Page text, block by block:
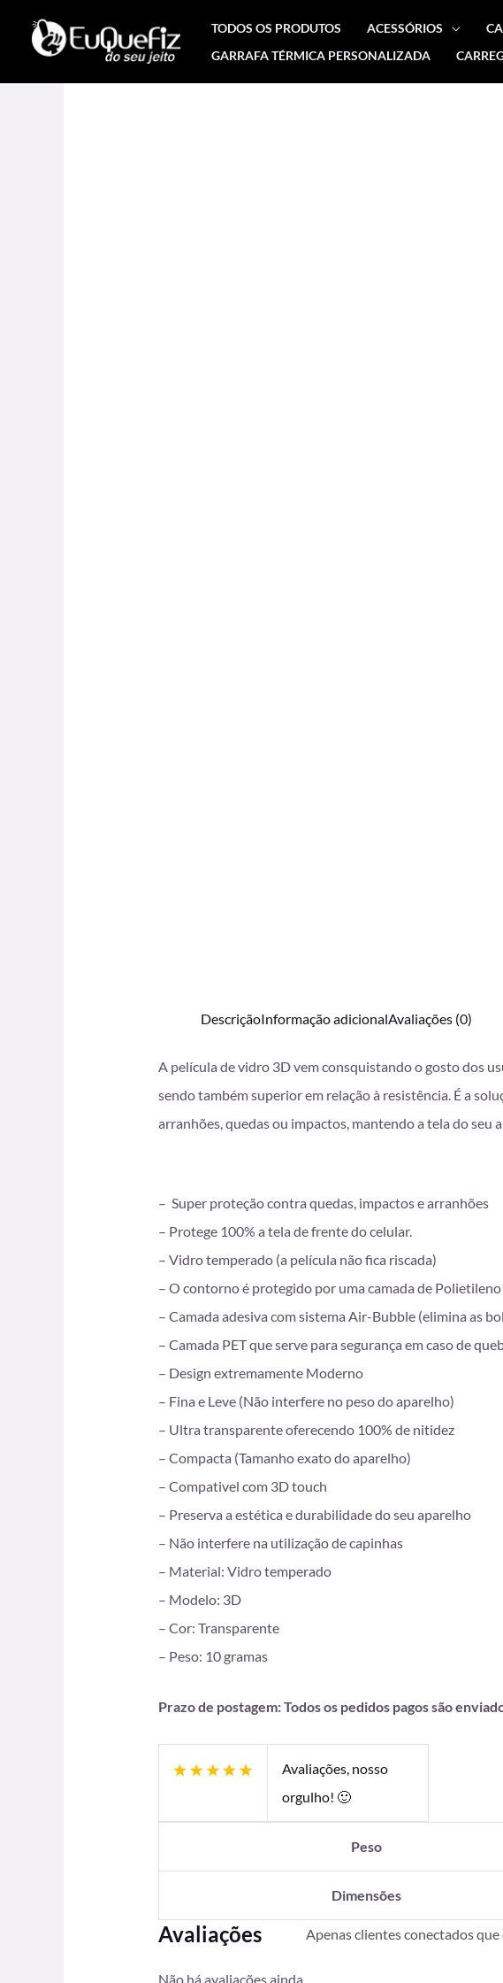
conteúdo
TODOS OS PRODUTOS ACESSÓRIOS
GARRAFA TÉRMICA PERSONALIZADA
DescriçãoInformação adicionalAvaliações (0)
A película de vidro 3D vem consquistando o gosto dos
sendo também superior em relação à resistência. Éa
arranhões, quedas ou impactos, mantendo a tela do
– Super proteção contra quedas, impactos e arranhões
– Protege 100% a tela de frente do celular.
– Vidro temperado (a película não fica riscada)
– O contorno é protegido por uma camada de
– Camada adesiva com sistema Air-Bubble (elimina as
– Camada PET que serve para segurança em caso de
– Design extremamente Moderno
– Fina e Leve (Não interfere no peso do aparelho)
– Ultra transparente oferecendo 100% de nitidez
– Compacta (Tamanho exato do aparelho)
– Compativel com 3D touch
– Preserva a estética e durabilidade do seu aparelho
– Não interfere na utilização de capinhas
– Material: Vidro temperado
– Modelo: 3D
– Cor: Transparente
– Peso: 10 gramas
Prazo de postagem: Todos os pedidos pagos são
Avaliações, nosso
orgulho! 🙂
Peso
Dimensões
Avaliações
Não há avaliações ainda.
Apenas clientes conectados